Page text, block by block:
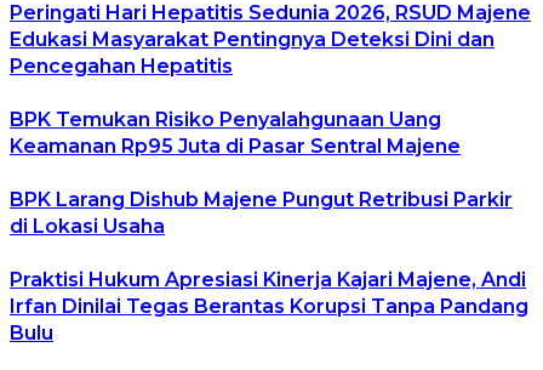
Peringati Hari Hepatitis Sedunia 2026, RSUD Majene
Edukasi Masyarakat Pentingnya Deteksi Dini dan
Pencegahan Hepatitis
BPK Temukan Risiko Penyalahgunaan Uang
Keamanan Rp95 Juta di Pasar Sentral Majene
BPK Larang Dishub Majene Pungut Retribusi Parkir
di Lokasi Usaha
Praktisi Hukum Apresiasi Kinerja Kajari Majene, Andi
Irfan Dinilai Tegas Berantas Korupsi Tanpa Pandang
Bulu